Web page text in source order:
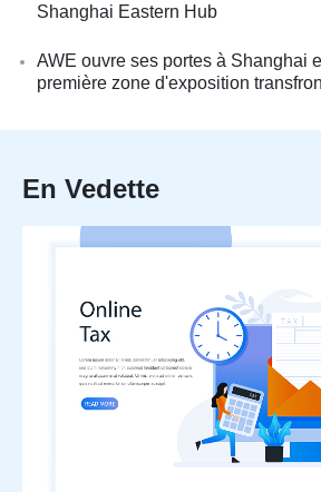
Shanghai Eastern Hub
AWE ouvre ses portes à Shanghai
première zone d'exposition
En Vedette